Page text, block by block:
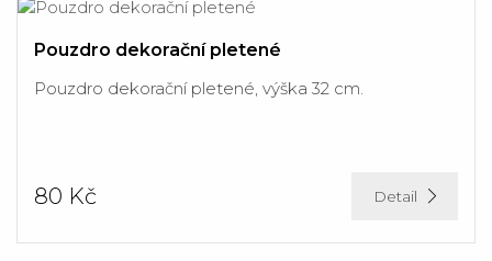
Pouzdro dekorační pletené
Pouzdro dekorační pletené, výška 32 cm.
80 Kč Detail